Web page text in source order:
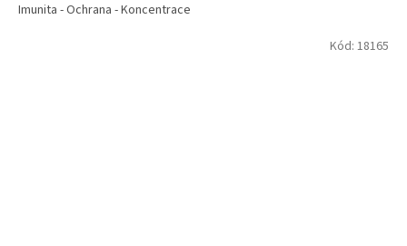
Imunita - Ochrana - Koncentrace
Kód: 18165